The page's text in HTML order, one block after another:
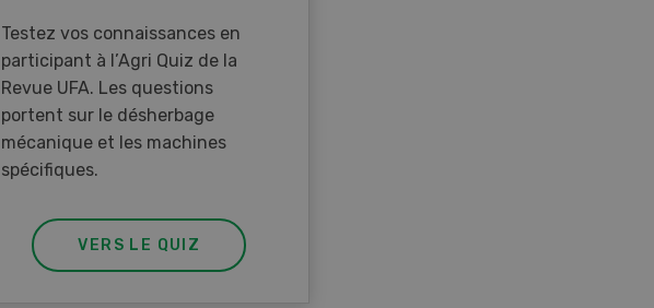
Testez vos connaissances en
participant à l’Agri Quiz de la
Revue UFA. Les questions
portent sur le désherbage
mécanique et les machines
spécifiques.
VERS LE QUIZ